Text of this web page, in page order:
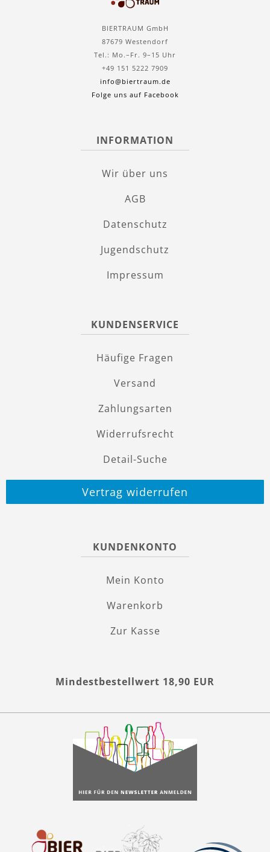
BIERTRAUM GmbH
87679 Westendorf
Tel.: Mo.–Fr. 9–15 Uhr
+49 151 5222 7909
info@biertraum.de
Folge uns auf Facebook
INFORMATION
Wir über uns
AGB
Datenschutz
Jugendschutz
Impressum
KUNDENSERVICE
Häufige Fragen
Versand
Zahlungsarten
Widerrufsrecht
Detail-Suche
Vertrag widerrufen
KUNDENKONTO
Mein Konto
Warenkorb
Zur Kasse
Mindestbestellwert 18,90 EUR